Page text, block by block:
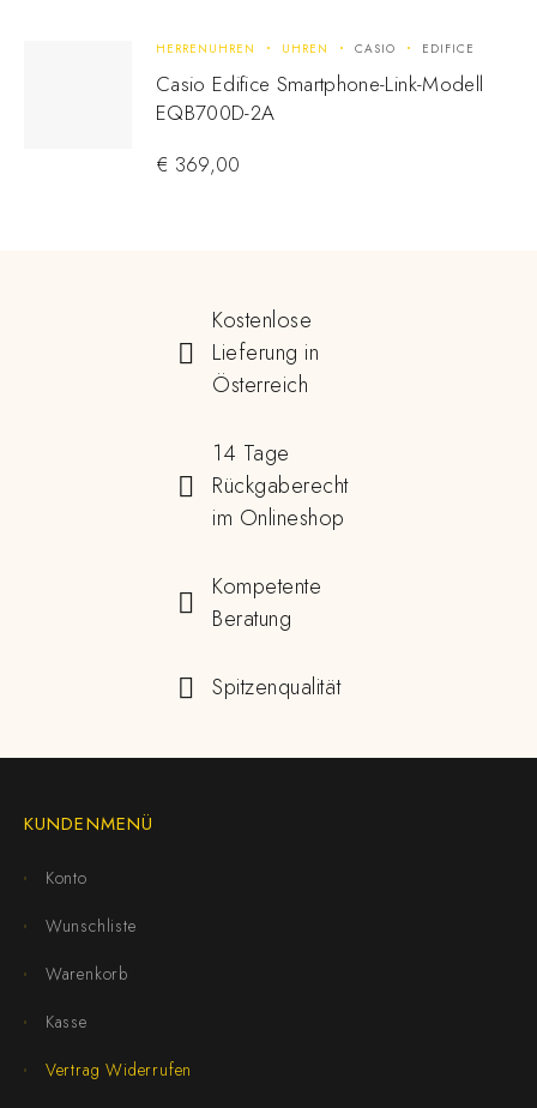
HERRENUHREN UHREN CASIO EDIFICE
Casio Edifice Smartphone-Link-Modell
EQB700D-2A
€ 369,00
Kostenlose
Lieferung in
Österreich
14 Tage
Rückgaberecht
im Onlineshop
Kompetente
Beratung
Spitzenqualität
KUNDENMENÜ
Konto
Wunschliste
Warenkorb
Kasse
Vertrag Widerrufen